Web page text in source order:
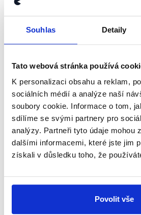
Souhlas Detaily
Tato webová stránka používá
K personalizaci obsahu a reklam,
sociálních médií a analýze naší
soubory cookie. Informace o tom,
sdílíme se svými partnery pro
analýzy. Partneři tyto údaje mohou
dalšími informacemi, které jste jim
získali v důsledku toho, že
Povolit vše
potvrdila i mluvčí Agrární komory,
zdali se jednalo o placenou
s prací pro Gabriela Večeřu.
Výrok jsme zmínili